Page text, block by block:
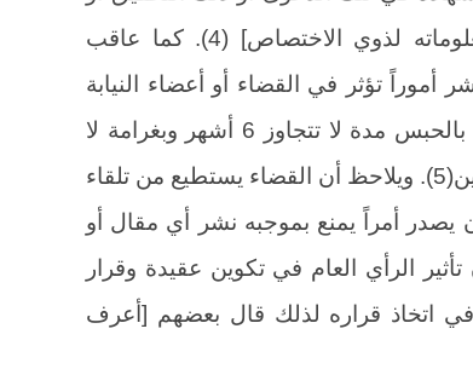
أموراً من شأنها منع اشخص من الإفضاء بمعلوماته لذوي الاختصاص] (4). كما عاقب
تؤثر في القضاء أو أعضاء النيابة
العامة أو الموظفين والمكلفين بتحقيق ، وذلك بالحبس مدة لا تتجاوز 6 أشهر وبغرامة لا
تزيد على خمسين جنيهاً أو بإحدى هاتين العقوبتين(5). ويلاحظ أن القضاء يستطيع من تلقاء
أمراً يمنع بموجبه نشر أي مقال أو
الرأي العام في تكوين عقيدة وقرار
اتخاذ قراره لذلك قال بعضهم [أعرف